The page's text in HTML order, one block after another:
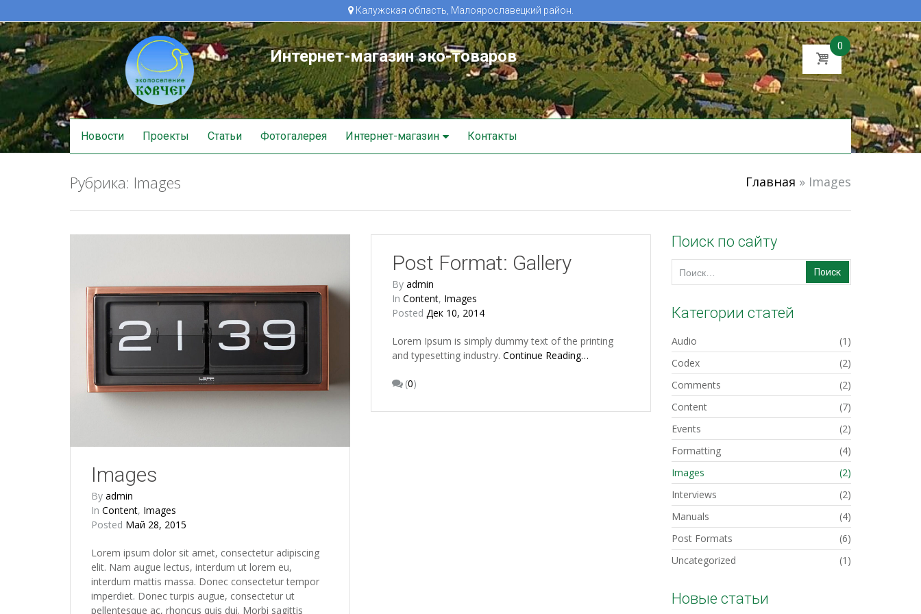
Калужская область, Малоярославецкий район.
Интернет-магазин эко-товаров
0
Skip
to
content
Новости Проекты Статьи Фотогалерея Интернет-магазин Контакты
Рубрика: Images Главная » Images
Images
By admin
In Content, Images
Posted Май 28, 2015
Lorem ipsum dolor sit amet, consectetur adipiscing
elit. Nam augue lectus, interdum ut lorem eu,
interdum mattis massa. Donec consectetur tempor
imperdiet. Donec turpis augue, consectetur ut
pellentesque ac, rhoncus quis dui. Morbi sagittis
Post Format: Gallery
By admin
In Content, Images
Posted Дек 10, 2014
Lorem Ipsum is simply dummy text of the printing
and typesetting industry. Continue Reading…
(0)
Поиск по сайту
Категории статей
Audio
(1)
Codex
(2)
Comments
(2)
Content
(7)
Events
(2)
Formatting
(4)
Images
(2)
Interviews
(2)
Manuals
(4)
Post Formats
(6)
Uncategorized
(1)
Новые статьи